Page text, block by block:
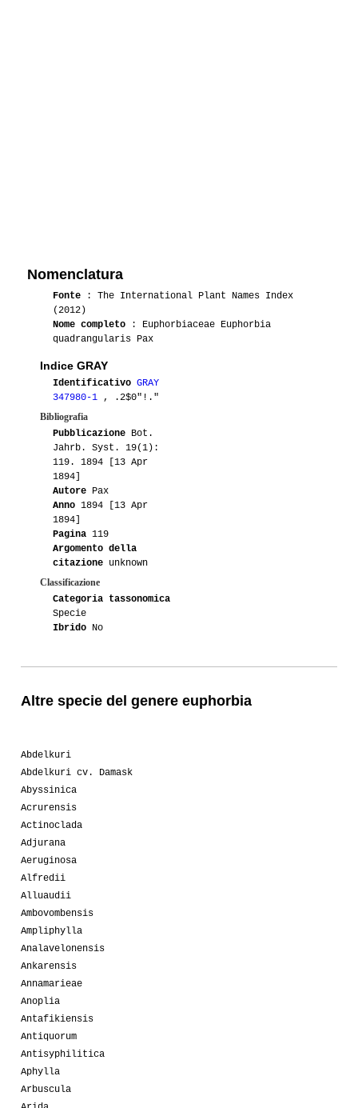
Nomenclatura
Fonte : The International Plant Names Index
(2012)
Nome completo : Euphorbiaceae Euphorbia
quadrangularis Pax
Indice GRAY
Identificativo GRAY
347980-1 , .2$0"!."
Bibliografia
Pubblicazione Bot.
Jahrb. Syst. 19(1):
119. 1894 [13 Apr
1894]
Autore Pax
Anno 1894 [13 Apr
1894]
Pagina 119
Argomento della
citazione unknown
Classificazione
Categoria tassonomica
Specie
Ibrido No
Altre specie del genere euphorbia
Abdelkuri
Abdelkuri cv. Damask
Abyssinica
Acrurensis
Actinoclada
Adjurana
Aeruginosa
Alfredii
Alluaudii
Ambovombensis
Ampliphylla
Analavelonensis
Ankarensis
Annamarieae
Anoplia
Antafikiensis
Antiquorum
Antisyphilitica
Aphylla
Arbuscula